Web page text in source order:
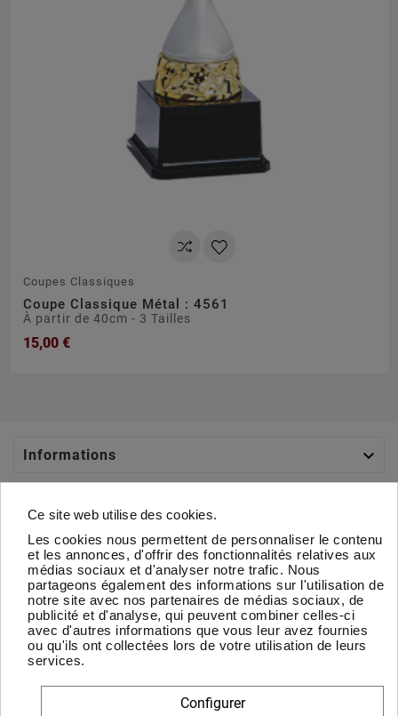
Coupes Classiques
Coupe Classique Métal : 4561
À partir de 40cm - 3 Tailles
15,00 €
Informations 
Votre Compte 
À Propos 
Newsletter
D'accord
Ce site web utilise des cookies.
Les cookies nous permettent de personnaliser le contenu
et les annonces, d'offrir des fonctionnalités relatives aux
médias sociaux et d'analyser notre trafic. Nous
partageons également des informations sur l'utilisation de
notre site avec nos partenaires de médias sociaux, de
publicité et d'analyse, qui peuvent combiner celles-ci
avec d'autres informations que vous leur avez fournies
ou qu'ils ont collectées lors de votre utilisation de leurs
services.
Configurer